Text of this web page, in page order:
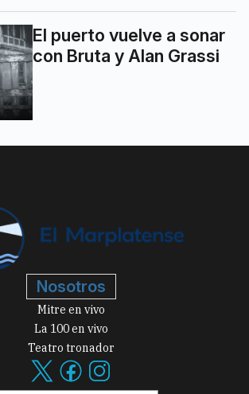
El puerto vuelve a sonar
con Bruta y Alan Grassi
Nosotros
Mitre en vivo
La 100 en vivo
Teatro tronador